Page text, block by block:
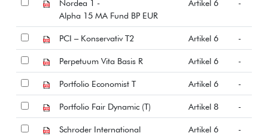
Nordea 1 -
Alpha 15 MA Fund BP EUR
Artikel 6 -
PCI – Konservativ T2 Artikel 6 -
Perpetuum Vita Basis R Artikel 6 -
Portfolio Economist T Artikel 6 -
Portfolio Fair Dynamic (T) Artikel 8 -
Schroder International
Artikel 6 -